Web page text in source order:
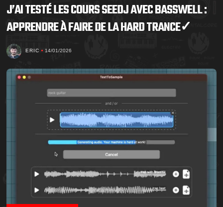
J’AI TESTÉ LES COURS SEEDJ AVEC BASSWELL :
APPRENDRE À FAIRE DE LA HARD TRANCE✓
ERIC 14/01/2026